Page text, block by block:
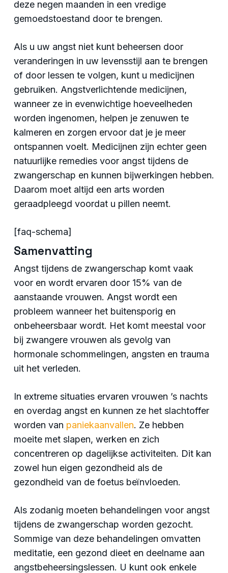
deze negen maanden in een vredige
gemoedstoestand door te brengen.
Als u uw angst niet kunt beheersen door
veranderingen in uw levensstijl aan te brengen
of door lessen te volgen, kunt u medicijnen
gebruiken. Angstverlichtende medicijnen,
wanneer ze in evenwichtige hoeveelheden
worden ingenomen, helpen je zenuwen te
kalmeren en zorgen ervoor dat je je meer
ontspannen voelt. Medicijnen zijn echter geen
natuurlijke remedies voor angst tijdens de
zwangerschap en kunnen bijwerkingen hebben.
Daarom moet altijd een arts worden
geraadpleegd voordat u pillen neemt.
[faq-schema]
Samenvatting
Angst tijdens de zwangerschap komt vaak
voor en wordt ervaren door 15% van de
aanstaande vrouwen. Angst wordt een
probleem wanneer het buitensporig en
onbeheersbaar wordt. Het komt meestal voor
bij zwangere vrouwen als gevolg van
hormonale schommelingen, angsten en trauma
uit het verleden.
In extreme situaties ervaren vrouwen ’s nachts
en overdag angst en kunnen ze het slachtoffer
worden van paniekaanvallen. Ze hebben
moeite met slapen, werken en zich
concentreren op dagelijkse activiteiten. Dit kan
zowel hun eigen gezondheid als de
gezondheid van de foetus beïnvloeden.
Als zodanig moeten behandelingen voor angst
tijdens de zwangerschap worden gezocht.
Sommige van deze behandelingen omvatten
meditatie, een gezond dieet en deelname aan
angstbeheersingslessen. U kunt ook enkele